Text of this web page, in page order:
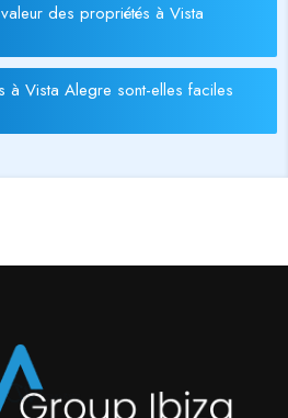
des propriétés à Vista
à Vista Alegre sont-elles faciles